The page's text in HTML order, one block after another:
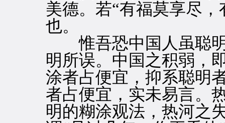
美德。若“有福莫享尽
也。
惟吾恐中国人虽聪明
明所误。中国之积弱，
涂者占便宜，抑系聪明
者占便宜，实未易言。
明的糊涂观法，热河之